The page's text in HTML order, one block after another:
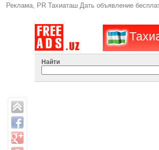
Реклама, PR Тахиаташ Дать объявление
Найти